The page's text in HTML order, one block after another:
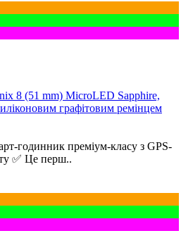
8 (51 mm) MicroLED Sapphire,
графітовим ремінцем
годинник преміум-класу з GPS-
✅ Це перш..